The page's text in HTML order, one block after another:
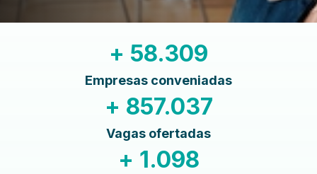
+ 58.309
Empresas conveniadas
+ 857.037
Vagas ofertadas
+ 1.098